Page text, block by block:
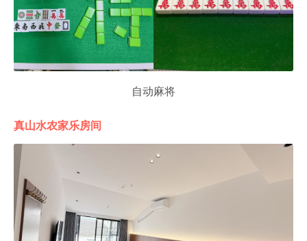
自动麻将
真山水农家乐房间